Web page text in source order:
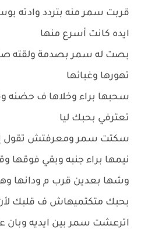
قربت سمر منه بتردد وادته
ايده كانت أسرع منها
بصت له سمر بصدمة ولقته
تهورها وغبائها
سحبها براء وخلاها ف حضنه
تعترفي بحبك ليا
سكتت سمر ومعرفتش تقول
نيمها براء جنبه وبقي فوقها
وشها بعدين قرب م ودانها
بحبك متكتميهاش ف قلبك
اترعشت سمر بين ايديه وبان